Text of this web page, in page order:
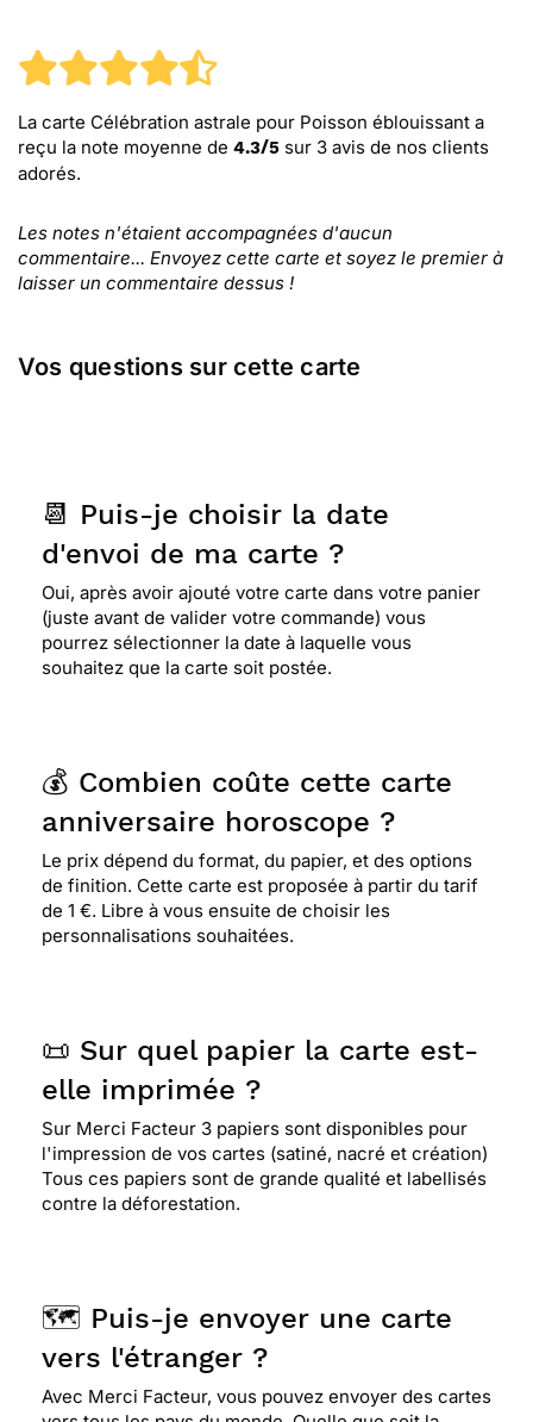
La carte Célébration astrale pour Poisson éblouissant a
reçu la note moyenne de 4.3/5 sur 3 avis de nos clients
adorés.
Les notes n'étaient accompagnées d'aucun
commentaire... Envoyez cette carte et soyez le premier à
laisser un commentaire dessus !
Vos questions sur cette carte
📆 Puis-je choisir la date
d'envoi de ma carte ?
Oui, après avoir ajouté votre carte dans votre panier
(juste avant de valider votre commande) vous
pourrez sélectionner la date à laquelle vous
souhaitez que la carte soit postée.
💰 Combien coûte cette carte
anniversaire horoscope ?
Le prix dépend du format, du papier, et des options
de finition. Cette carte est proposée à partir du tarif
de 1 €. Libre à vous ensuite de choisir les
personnalisations souhaitées.
📜 Sur quel papier la carte est-
elle imprimée ?
Sur Merci Facteur 3 papiers sont disponibles pour
l'impression de vos cartes (satiné, nacré et création)
Tous ces papiers sont de grande qualité et labellisés
contre la déforestation.
🗺️ Puis-je envoyer une carte
vers l'étranger ?
Avec Merci Facteur, vous pouvez envoyer des cartes